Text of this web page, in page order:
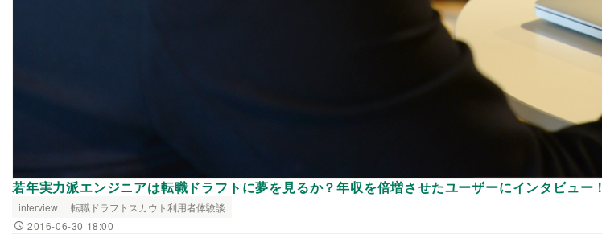
若年実力派エンジニアは転職ドラフトに夢を見るか？年収を倍増させたユーザーにインタビュー！
interview
転職ドラフトスカウト利用者体験談
2016-06-30 18:00